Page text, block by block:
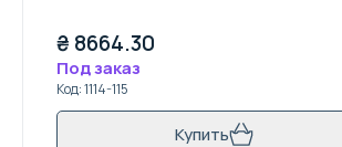
₴ 8664.30
Под заказ
Код:1114-115
Купить